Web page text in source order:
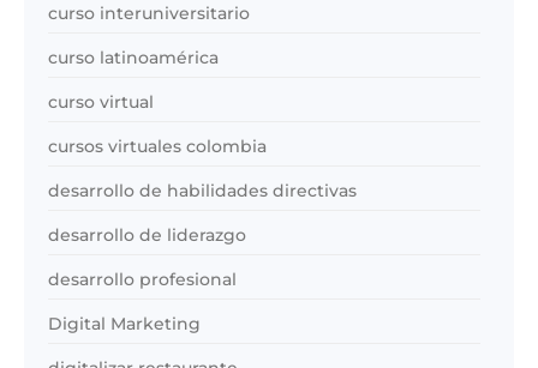
curso interuniversitario
curso latinoamérica
curso virtual
cursos virtuales colombia
desarrollo de habilidades directivas
desarrollo de liderazgo
desarrollo profesional
Digital Marketing